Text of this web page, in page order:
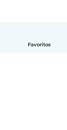
Favoritos